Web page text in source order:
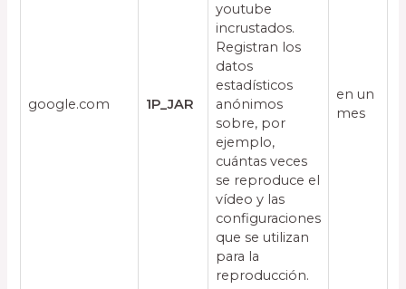
google.com 1P_JAR
youtube
incrustados.
Registran los
datos
estadísticos
anónimos
sobre, por
ejemplo,
cuántas veces
se reproduce el
vídeo y las
configuraciones
que se utilizan
para la
reproducción.
en un
mes